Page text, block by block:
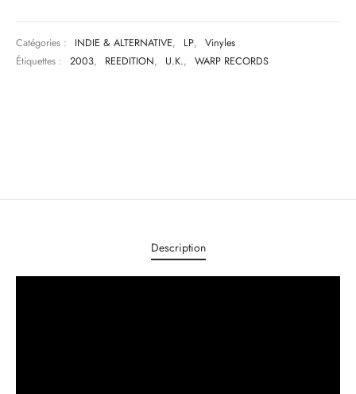
Catégories : INDIE & ALTERNATIVE, LP,
Vinyles
Étiquettes :
2003, REEDITION, U.K., WARP RECORDS
Description